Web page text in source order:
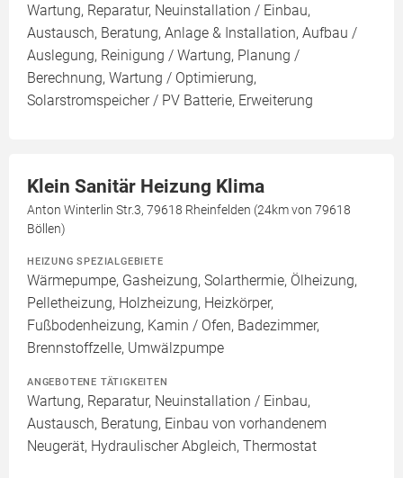
Wartung, Reparatur, Neuinstallation / Einbau,
Austausch, Beratung, Anlage & Installation, Aufbau /
Auslegung, Reinigung / Wartung, Planung /
Berechnung, Wartung / Optimierung,
Solarstromspeicher / PV Batterie, Erweiterung
Klein Sanitär Heizung Klima
Anton Winterlin Str.3, 79618 Rheinfelden (24km von 79618
Böllen)
HEIZUNG SPEZIALGEBIETE
Wärmepumpe, Gasheizung, Solarthermie, Ölheizung,
Pelletheizung, Holzheizung, Heizkörper,
Fußbodenheizung, Kamin / Ofen, Badezimmer,
Brennstoffzelle, Umwälzpumpe
ANGEBOTENE TÄTIGKEITEN
Wartung, Reparatur, Neuinstallation / Einbau,
Austausch, Beratung, Einbau von vorhandenem
Neugerät, Hydraulischer Abgleich, Thermostat